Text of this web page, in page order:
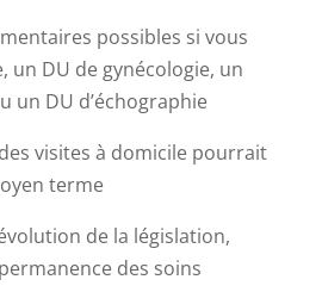
possibles si vous
un DU de gynécologie, un
un DU d’échographie
visites à domicile pourrait
terme
de la législation,
des soins